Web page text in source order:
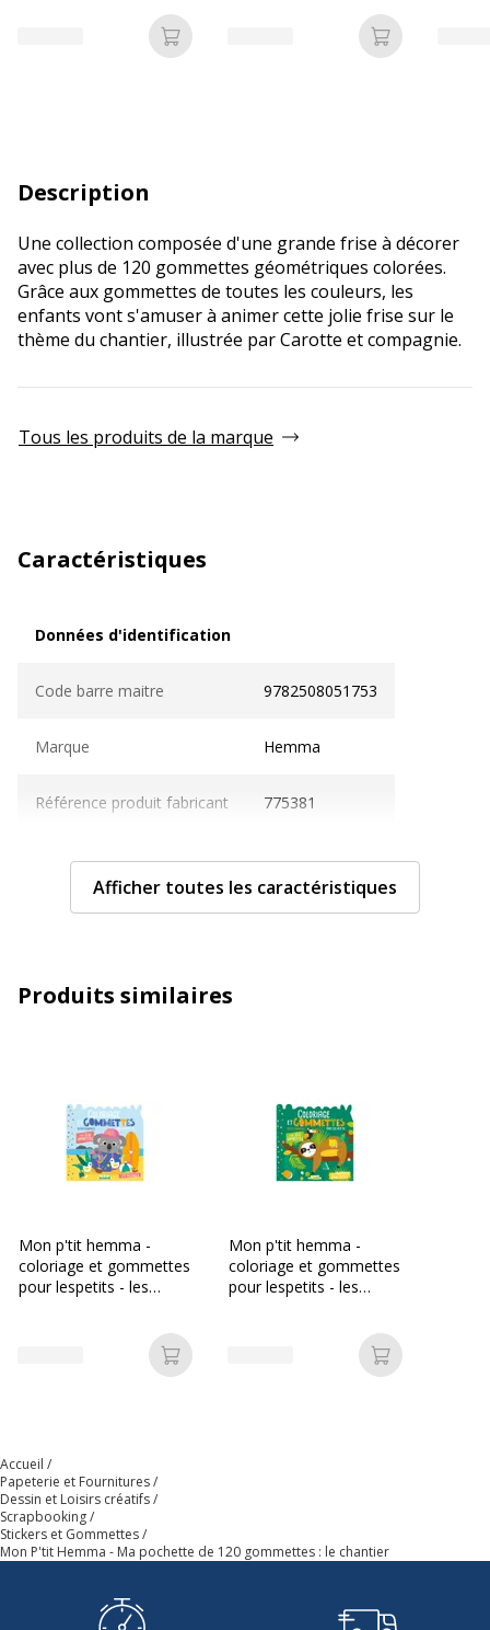
Ajouter au panier Ajouter au
Description
Une collection composée d'une grande frise à décorer
avec plus de 120 gommettes géométriques colorées.
Grâce aux gommettes de toutes les couleurs, les
enfants vont s'amuser à animer cette jolie frise sur le
thème du chantier, illustrée par Carotte et compagnie.
Tous les produits de la marque
Caractéristiques
Données d'identification
Code barre maitre 9782508051753
Marque Hemma
Référence produit fabricant 775381
Dimensions et poids
Afficher toutes les caractéristiques
Produits similaires
Mon p'tit hemma -
coloriage et gommettes
pour lespetits - les
Ajouter au panier
Mon p'tit hemma -
coloriage et gommettes
pour lespetits - les
Ajouter au
Accueil
Papeterie et Fournitures
Dessin et Loisirs créatifs
Scrapbooking
Stickers et Gommettes
Mon P'tit Hemma - Ma pochette de 120 gommettes : le chantier